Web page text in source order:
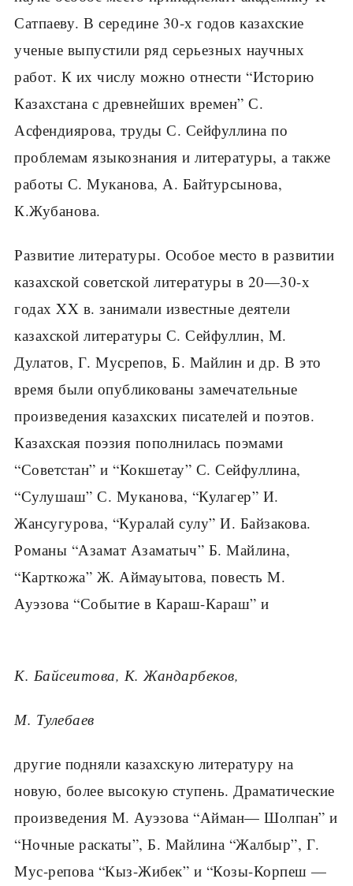
Сатпаеву. В середине 30-х годов казахские
ученые выпустили ряд серьезных научных
работ. К их числу можно отнести “Историю
Казахстана с древнейших времен” С.
Асфендиярова, труды С. Сейфуллина по
проблемам языкознания и литературы, а также
работы С. Муканова, А. Байтурсынова,
К.Жубанова.
Развитие литературы. Особое место в развитии
казахской советской литературы в 20—30-х
годах XX в. занимали известные деятели
казахской литературы С. Сейфуллин, М.
Дулатов, Г. Мусрепов, Б. Майлин и др. В это
время были опубликованы замечательные
произведения казахских писателей и поэтов.
Казахская поэзия пополнилась поэмами
“Советстан” и “Кокшетау” С. Сейфуллина,
“Сулушаш” С. Муканова, “Кулагер” И.
Жансугурова, “Куралай сулу” И. Байзакова.
Романы “Азамат Азаматыч” Б. Майлина,
“Карткожа” Ж. Аймауытова, повесть М.
Ауэзова “Событие в Караш-Караш” и
К. Байсеитова, К. Жандарбеков,
М. Тулебаев
другие подняли казахскую литературу на
новую, более высокую ступень. Драматические
произведения М. Ауэзова “Айман— Шолпан” и
“Ночные раскаты”, Б. Майлина “Жалбыр”, Г.
Мус-репова “Кыз-Жибек” и “Козы-Корпеш —